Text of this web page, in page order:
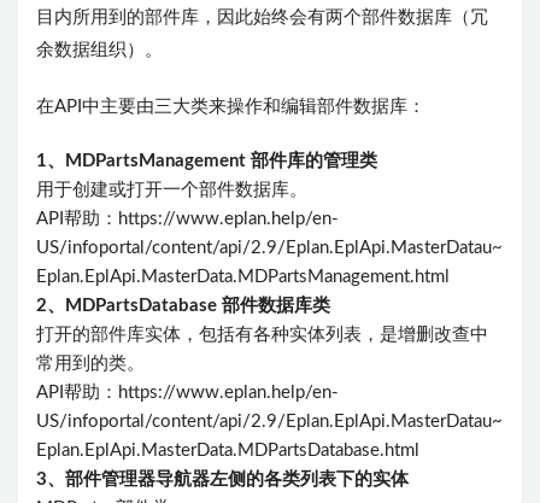
目内所用到的部件库，因此始终会有两个部件数据库（冗
余数据组织）。
在API中主要由三大类来操作和编辑部件数据库：
1、MDPartsManagement 部件库的管理类
用于创建或打开一个部件数据库。
API帮助：https://www.eplan.help/en-
US/infoportal/content/api/2.9/Eplan.EplApi.MasterDatau~
Eplan.EplApi.MasterData.MDPartsManagement.html
2、MDPartsDatabase 部件数据库类
打开的部件库实体，包括有各种实体列表，是增删改查中
常用到的类。
API帮助：https://www.eplan.help/en-
US/infoportal/content/api/2.9/Eplan.EplApi.MasterDatau~
Eplan.EplApi.MasterData.MDPartsDatabase.html
3、部件管理器导航器左侧的各类列表下的实体